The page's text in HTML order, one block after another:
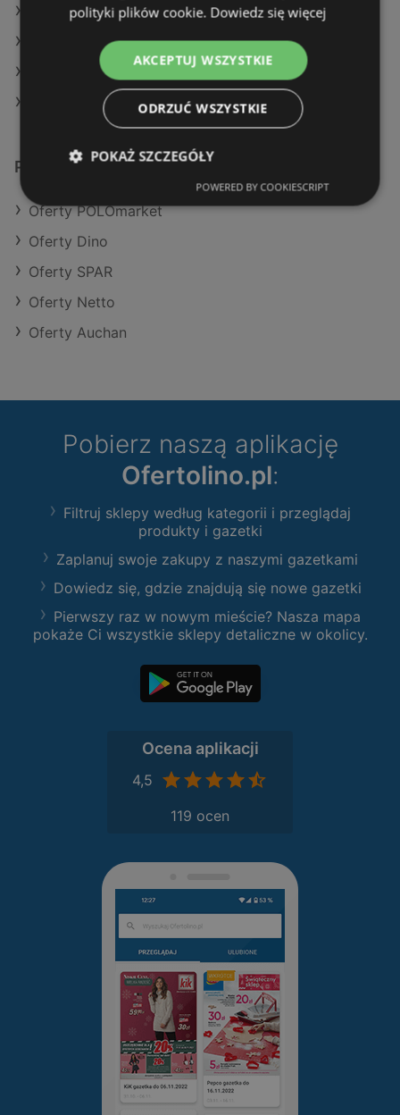
Aktualne gazetki Carrefour
Aktualne gazetki Makro
Aktualne gazetki Auchan
Aktualne gazetki Gram Market
Podobne sklepy detaliczne
Oferty POLOmarket
Oferty Dino
Oferty SPAR
Oferty Netto
Oferty Auchan
Pobierz naszą aplikację
Ofertolino.pl:
Filtruj sklepy według kategorii i przeglądaj
produkty i gazetki
Zaplanuj swoje zakupy z naszymi gazetkami
Dowiedz się, gdzie znajdują się nowe gazetki
Pierwszy raz w nowym mieście? Nasza mapa
pokaże Ci wszystkie sklepy detaliczne w okolicy.
Ocena aplikacji
4,5
119 ocen
polityki plików cookie. Dowiedz się więcej
AKCEPTUJ WSZYSTKIE
ODRZUĆ WSZYSTKIE
POKAŻ SZCZEGÓŁY
POWERED BY COOKIESCRIPT